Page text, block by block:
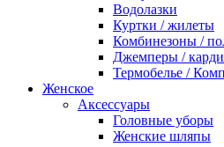
Водолазки
Куртки / жилеты
Комбинезоны /
Джемперы /
Термобелье /
Женское
Аксессуары
Головные уборы
Женские шляпы